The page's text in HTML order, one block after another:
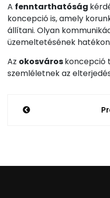
A fenntarthatóság
koncepció is, amely
állítani. Olyan
üzemeltetésének
Az okosvároskoncepció
szemléletnek az
Bejegyzés